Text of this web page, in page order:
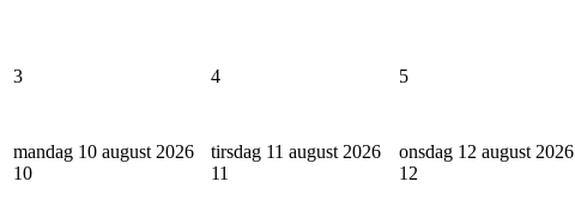
3 4 5
mandag 10 august 2026
10
tirsdag 11 august 2026
11
onsdag 12 august 2026
12